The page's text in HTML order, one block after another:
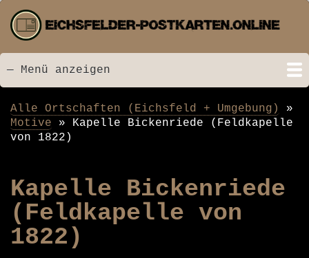
zum
Inhalt
Menü
— Menü anzeigen
Startseite
Neu hinzugefügt
Postkarten
Bildarchiv
Videos
Suche
Kontakt
Links
Spende
Pfadnavigation
Alle Ortschaften (Eichsfeld + Umgebung)
Motive
Kapelle Bickenriede (Feldkapelle
von 1822)
Kapelle Bickenriede
(Feldkapelle von
1822)